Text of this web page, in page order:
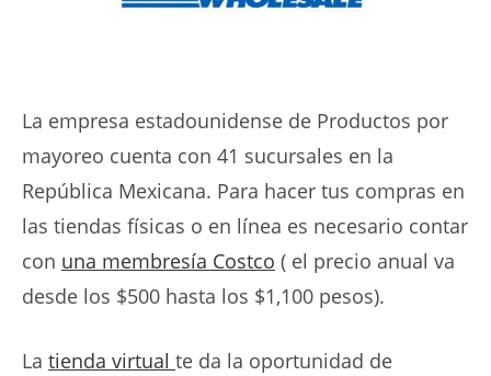
La empresa estadounidense de Productos por
mayoreo cuenta con 41 sucursales en la
República Mexicana. Para hacer tus compras en
las tiendas físicas o en línea es necesario contar
con una membresía Costco ( el precio anual va
desde los $500 hasta los $1,100 pesos).
La tienda virtual te da la oportunidad de